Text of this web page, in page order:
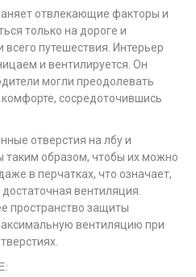
отвлекающие факторы и
только на дороге и
путешествия. Интерьер
и вентилируется. Он
могли преодолевать
сосредоточившись
отверстия на лбу и
таким образом, чтобы их можно
в перчатках, что означает,
вентиляция.
пространство защиты
вентиляцию при